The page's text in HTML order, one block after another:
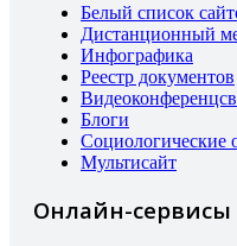
Белый список
Дистанционный
Инфографика
Реестр документов
Блоги
Социологические
Мультисайт
Онлайн-сервисы